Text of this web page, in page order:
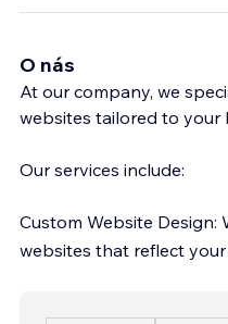
O nás
At our company, we
websites tailored to your
Our services include:
Custom Website Design:
websites that reflect